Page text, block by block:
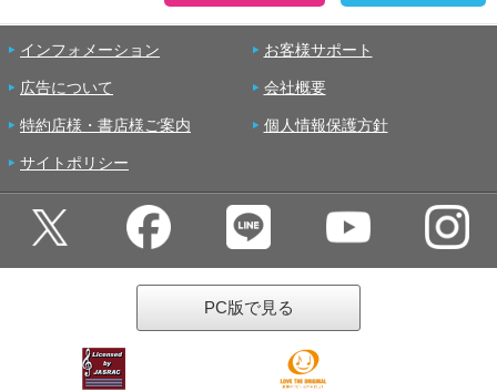
インフォメーション お客様サポート
広告について 会社概要
特約店様・書店様ご案内 個人情報保護方針
サイトポリシー
PC版で見る